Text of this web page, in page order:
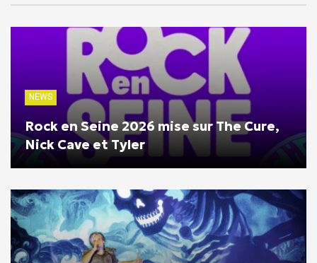
NEWS
Rock en Seine 2026 mise sur The Cure,
Nick Cave et Tyler